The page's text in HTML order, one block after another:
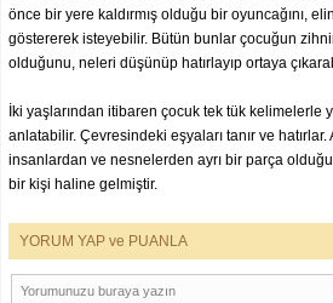
önce bir yere kaldırmış olduğu bir oyuncağını,
göstererek isteyebilir. Bütün bunlar çocuğun
olduğunu, neleri düşünüp hatırlayıp ortaya
İki yaşlarından itibaren çocuk tek tük kelimelerle
anlatabilir. Çevresindeki eşyaları tanır ve
insanlardan ve nesnelerden ayrı bir parça
bir kişi haline gelmiştir.
YORUM YAP ve PUANLA